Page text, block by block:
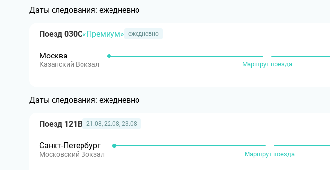
Даты следования: ежедневно
Поезд 030С«Премиум» ежедневно
Москва
Казанский Вокзал Маршрут поезда
Даты следования: ежедневно
Поезд 121В 21.08, 22.08, 23.08
Санкт-Петербург
Московский Вокзал Маршрут поезда